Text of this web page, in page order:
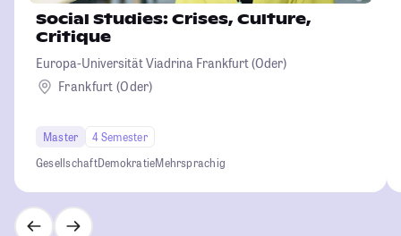
Social Studies: Crises, Culture,
Critique
Europa-Universität Viadrina Frankfurt (Oder)
Frankfurt (Oder)
Master
4 Semester
GesellschaftDemokratieMehrsprachig